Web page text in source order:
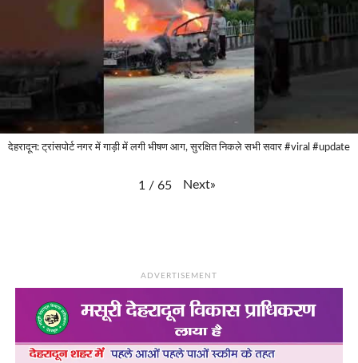
देहरादून: ट्रांसपोर्ट नगर में गाड़ी में लगी भीषण आग, सुरक्षित निकले सभी सवार #viral #update
1 / 65 Next»
ADVERTISEMENT